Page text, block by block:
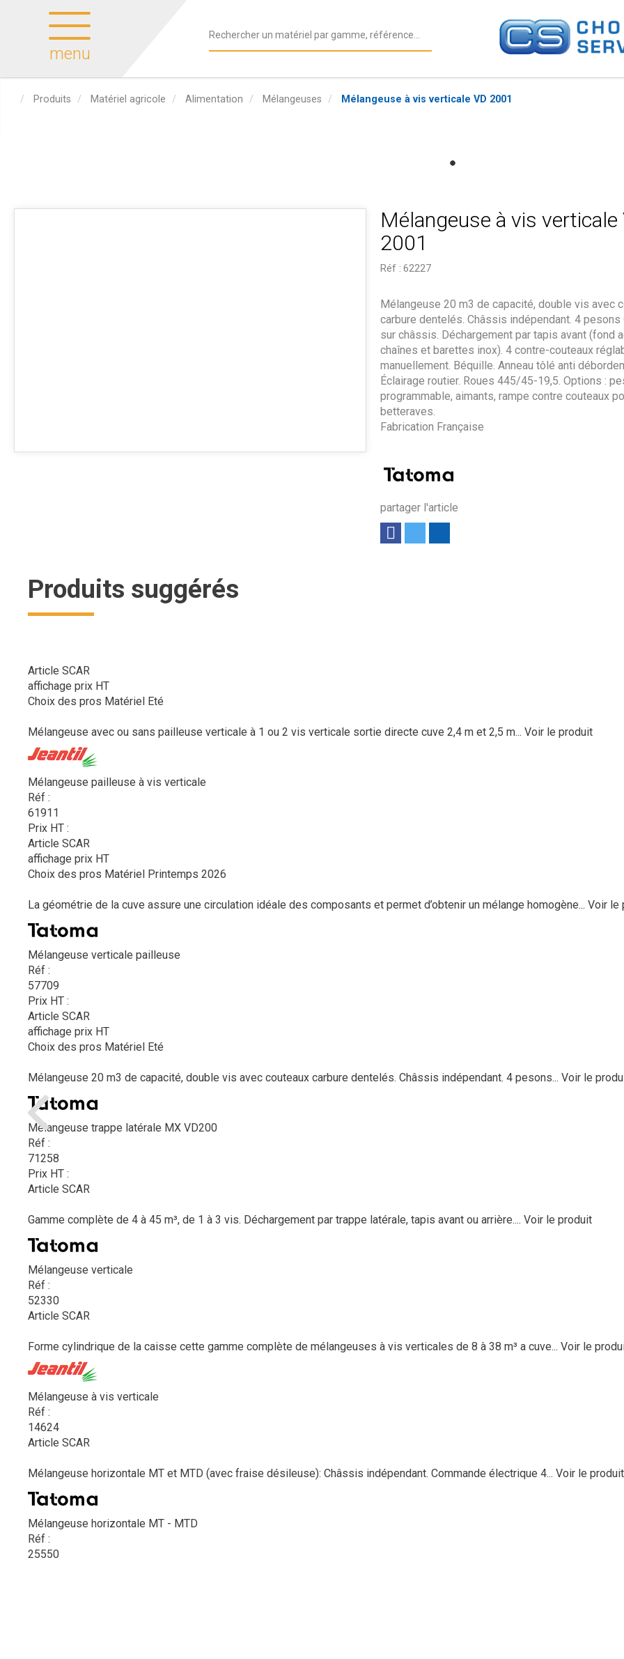
menu
Produits Matériel agricole Alimentation Mélangeuses Mélangeuse à vis verticale VD 2001
Mélangeuse à vis verticale
2001
Réf : 62227
partager l'article
Mélangeuse 20 m3 de capacité, double vis avec
carbure dentelés. Châssis indépendant. 4
sur châssis. Déchargement par tapis avant (fond
chaînes et barettes inox). 4 contre-couteaux
manuellement. Béquille. Anneau tôlé anti
Éclairage routier. Roues 445/45-19,5. Options :
programmable, aimants, rampe contre couteaux
betteraves.
Fabrication Française
Produits suggérés
Article SCAR
affichage prix HT
Choix des pros Matériel Eté
Mélangeuse avec ou sans pailleuse verticale à 1 ou 2 vis verticale sortie directe cuve 2,4 m et 2,5 m... Voir le produit
Mélangeuse pailleuse à vis verticale
Réf :
61911
Prix HT :
Article SCAR
affichage prix HT
Choix des pros Matériel Printemps 2026
La géométrie de la cuve assure une circulation idéale des composants et permet d’obtenir un mélange homogène... Voir le
Mélangeuse verticale pailleuse
Réf :
57709
Prix HT :
Article SCAR
affichage prix HT
Choix des pros Matériel Eté
Mélangeuse 20 m3 de capacité, double vis avec couteaux carbure dentelés. Châssis indépendant. 4 pesons... Voir le
Mélangeuse trappe latérale MX VD200
Réf :
71258
Prix HT :
Article SCAR
Gamme complète de 4 à 45 m³, de 1 à 3 vis. Déchargement par trappe latérale, tapis avant ou arrière.... Voir le produit
Mélangeuse verticale
Réf :
52330
Article SCAR
Forme cylindrique de la caisse cette gamme complète de mélangeuses à vis verticales de 8 à 38 m³ a cuve... Voir le
Mélangeuse à vis verticale
Réf :
14624
Article SCAR
Mélangeuse horizontale MT et MTD (avec fraise désileuse): Châssis indépendant. Commande électrique 4... Voir le produit
Mélangeuse horizontale MT - MTD
Réf :
25550